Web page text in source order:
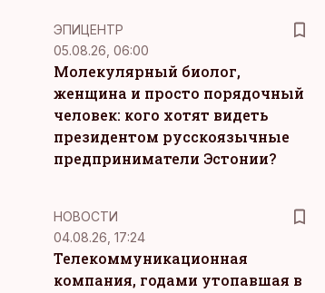
ЭПИЦЕНТР
05.08.26, 06:00
Молекулярный биолог,
женщина и просто порядочный
человек: кого хотят видеть
президентом русскоязычные
предприниматели Эстонии?
НОВОСТИ
04.08.26, 17:24
Телекоммуникационная
компания, годами утопавшая в